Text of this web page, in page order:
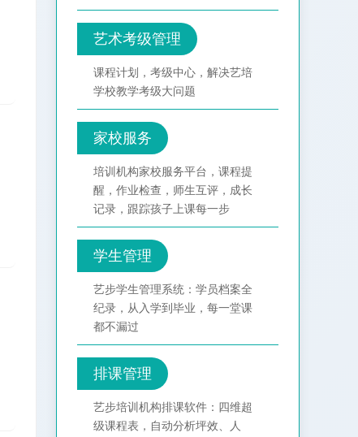
艺术考级管理
课程计划，考级中心，解决艺培
学校教学考级大问题
家校服务
培训机构家校服务平台，课程提
醒，作业检查，师生互评，成长
记录，跟踪孩子上课每一步
学生管理
艺步学生管理系统：学员档案全
纪录，从入学到毕业，每一堂课
都不漏过
排课管理
艺步培训机构排课软件：四维超
级课程表，自动分析坪效、人